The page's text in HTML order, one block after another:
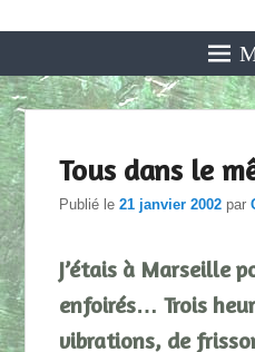
Tous dans le
Publié le21 janvier 2002 par
J’étais à Marseille
enfoirés… Trois
vibrations, de